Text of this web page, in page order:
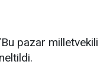
"Bu pazar